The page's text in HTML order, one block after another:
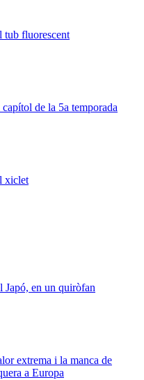
tub fluorescent
de la 5a temporada
xiclet
Japó, en un quiròfan
extrema i la manca de
a Europa